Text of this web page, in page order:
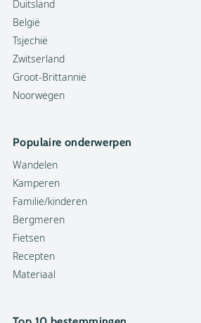
Duitsland
België
Tsjechië
Zwitserland
Groot-Brittannië
Noorwegen
Populaire onderwerpen
Wandelen
Kamperen
Familie/kinderen
Bergmeren
Fietsen
Recepten
Materiaal